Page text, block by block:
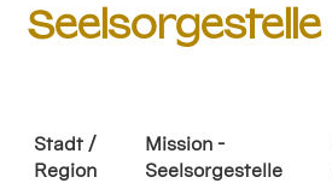
Seelsorgestelle
Stadt /
Region
Mission -
Seelsorgestelle